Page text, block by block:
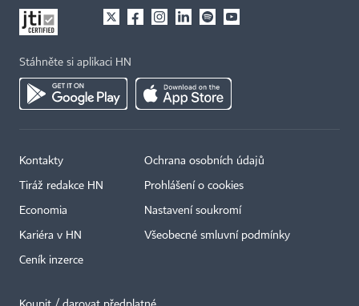
Stáhněte si aplikaci HN
Kontakty
Tiráž redakce HN
Economia
Kariéra v HN
Ceník inzerce
Ochrana osobních údajů
Prohlášení o cookies
Nastavení soukromí
Všeobecné smluvní podmínky